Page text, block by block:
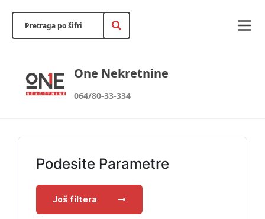
One Nekretnine
064/80-33-334
Podesite Parametre
Još filtera